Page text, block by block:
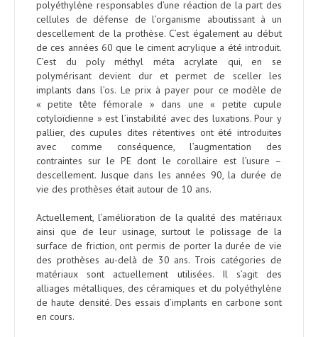
polyéthylène responsables d’une réaction de la part des
cellules de défense de l’organisme aboutissant à un
descellement de la prothèse. C’est également au début
de ces années 60 que le ciment acrylique a été introduit.
C’est du poly méthyl méta acrylate qui, en se
polymérisant devient dur et permet de sceller les
implants dans l’os. Le prix à payer pour ce modèle de
« petite tête fémorale » dans une « petite cupule
cotyloïdienne » est l’instabilité avec des luxations. Pour y
pallier, des cupules dites rétentives ont été introduites
avec comme conséquence, l’augmentation des
contraintes sur le PE dont le corollaire est l’usure –
descellement. Jusque dans les années 90, la durée de
vie des prothèses était autour de 10 ans.
Actuellement, l’amélioration de la qualité des matériaux
ainsi que de leur usinage, surtout le polissage de la
surface de friction, ont permis de porter la durée de vie
des prothèses au-delà de 30 ans. Trois catégories de
matériaux sont actuellement utilisées. Il s’agit des
alliages métalliques, des céramiques et du polyéthylène
de haute densité. Des essais d’implants en carbone sont
en cours.